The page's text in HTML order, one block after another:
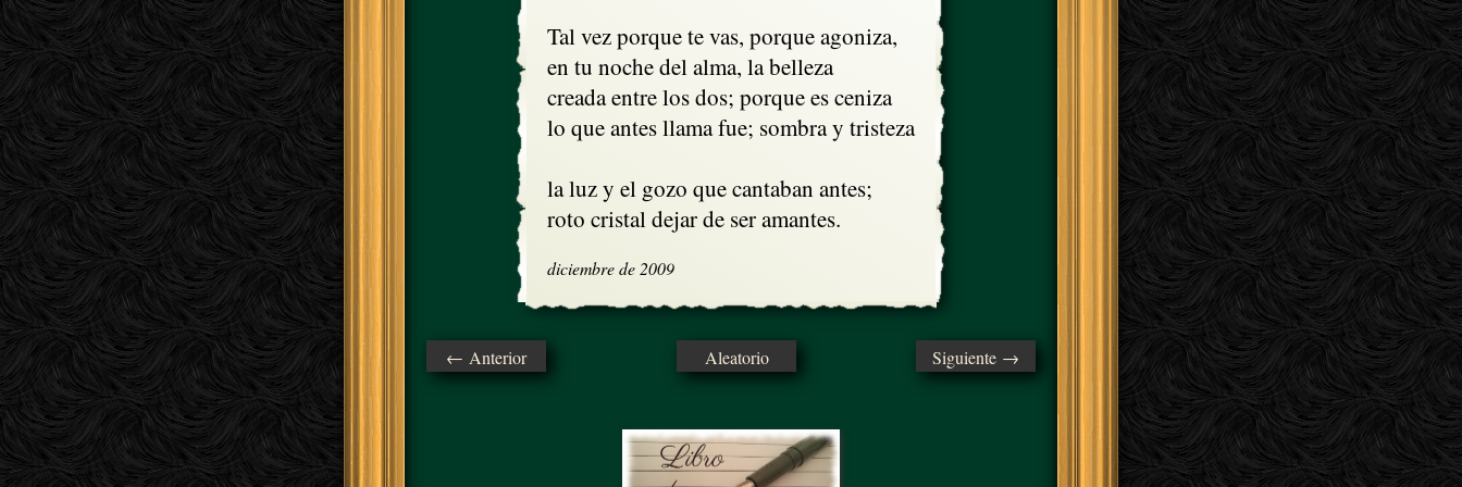
Tal vez porque te vas, porque agoniza,
en tu noche del alma, la belleza
creada entre los dos; porque es ceniza
lo que antes llama fue; sombra y tristeza
la luz y el gozo que cantaban antes;
roto cristal dejar de ser amantes.
diciembre de 2009
← Anterior Aleatorio Siguiente →